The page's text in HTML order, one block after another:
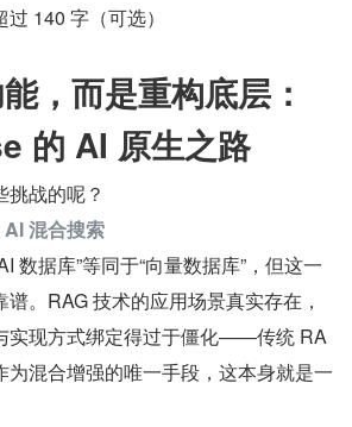
140 字（可选）
，而是重构底层：
的 AI 原生之路
战的呢？
混合搜索
数据库”等同于“向量数据库”，但这一
。RAG 技术的应用场景真实存在，
实现方式绑定得过于僵化——传统 RA
为混合增强的唯一手段，这本身就是一